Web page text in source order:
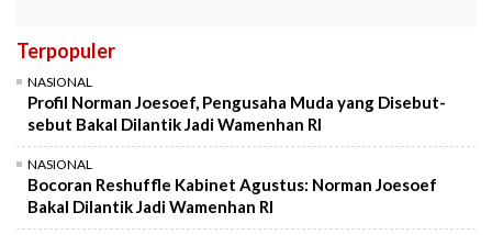
Terpopuler
NASIONAL
Profil Norman Joesoef, Pengusaha Muda yang Disebut-
sebut Bakal Dilantik Jadi Wamenhan RI
NASIONAL
Bocoran Reshuffle Kabinet Agustus: Norman Joesoef
Bakal Dilantik Jadi Wamenhan RI